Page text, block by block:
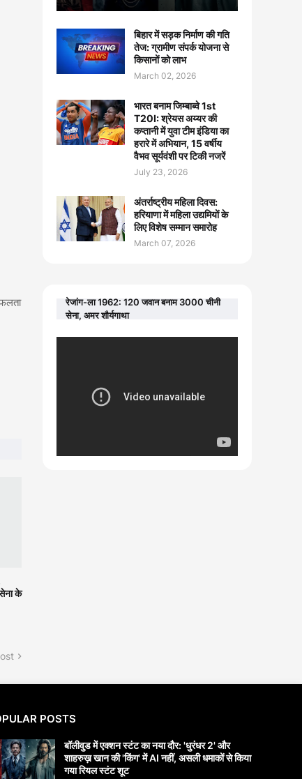
के
बिहार में सड़क निर्माण की गति
तेज: ग्रामीण संपर्क योजना से
किसानों को लाभ
March 02, 2026
भारत बनाम जिम्बाब्वे 1st
T20I: श्रेयस अय्यर की
कप्तानी में युवा टीम इंडिया का
हरारे में अभियान, 15 वर्षीय
वैभव सूर्यवंशी पर टिकी नजरें
July 23, 2026
अंतर्राष्ट्रीय महिला दिवस:
हरियाणा में महिला उद्यमियों के
लिए विशेष सम्मान समारोह
March 07, 2026
रेजांग-ला 1962: 120 जवान बनाम 3000 चीनी
सेना, अमर शौर्यगाथा
POSTS
बॉलीवुड में एक्शन स्टंट का नया दौर: 'धुरंधर 2' और
शाहरुख़ खान की 'किंग' में AI नहीं, असली धमाकों से किया
गया रियल स्टंट शूट